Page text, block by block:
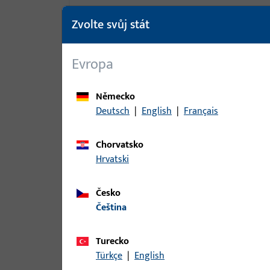
Popis produktu
Zvolte svůj stát
Evropa
Německo
Deutsch | English | Français
Chorvatsko
Hrvatski
Česko
čeština
Turecko
Türkçe | English